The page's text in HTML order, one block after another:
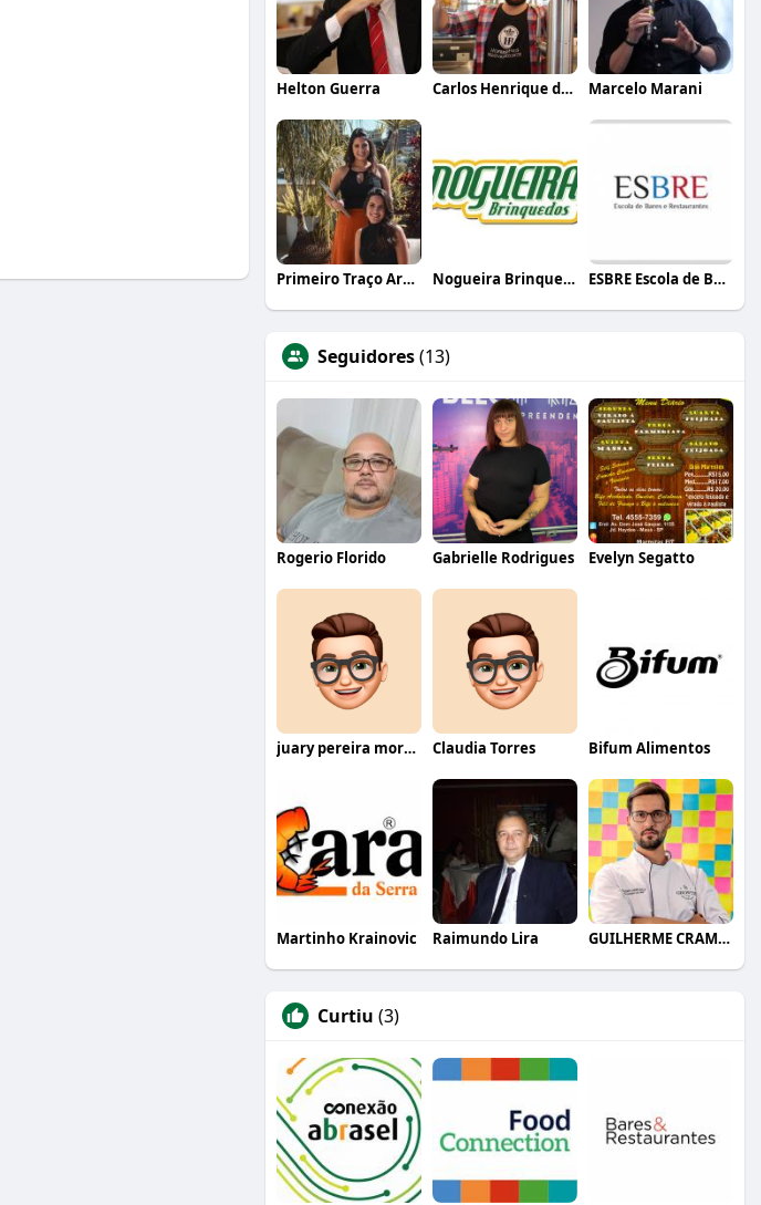
Helton Guerra Carlos Henrique de Faria Vasconcelos Marcelo Marani
Primeiro Traço Arquitetura Nogueira Brinquedos ESBRE Escola de Bares e Restaurantes
Seguidores(13)
Rogerio Florido Gabrielle Rodrigues Evelyn Segatto
juary pereira moreira Claudia Torres Bifum Alimentos
Martinho Krainovic Raimundo Lira GUILHERME CRAMER BALLE
Curtiu (3)